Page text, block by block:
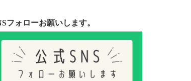
フォローお願いします。